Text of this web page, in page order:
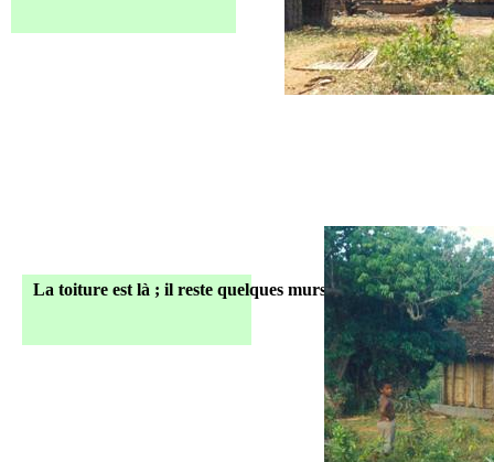
La toiture est là ; il reste quelques murs à monter